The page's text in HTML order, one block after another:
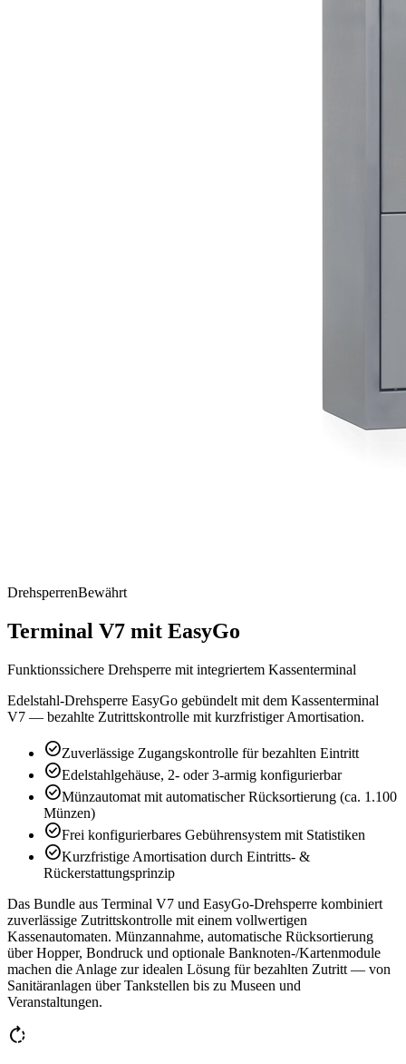
DrehsperrenBewährt
Terminal V7 mit EasyGo
Funktionssichere Drehsperre mit integriertem Kassenterminal
Edelstahl-Drehsperre EasyGo gebündelt mit dem Kassenterminal
V7 — bezahlte Zutrittskontrolle mit kurzfristiger Amortisation.
check_circleZuverlässige Zugangskontrolle für bezahlten Eintritt
check_circleEdelstahlgehäuse, 2- oder 3-armig konfigurierbar
check_circleMünzautomat mit automatischer Rücksortierung (ca. 1.100
Münzen)
check_circleFrei konfigurierbares Gebührensystem mit Statistiken
check_circleKurzfristige Amortisation durch Eintritts- &
Rückerstattungsprinzip
Das Bundle aus Terminal V7 und EasyGo-Drehsperre kombiniert
zuverlässige Zutrittskontrolle mit einem vollwertigen
Kassenautomaten. Münzannahme, automatische Rücksortierung
über Hopper, Bondruck und optionale Banknoten-/Kartenmodule
machen die Anlage zur idealen Lösung für bezahlten Zutritt — von
Sanitäranlagen über Tankstellen bis zu Museen und
Veranstaltungen.
rotate_right